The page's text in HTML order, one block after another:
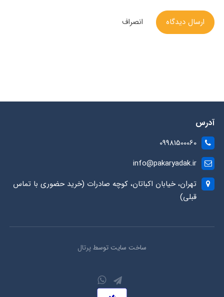
ارسال دیدگاه انصراف
آدرس
09981500060
info@pakaryadak.ir
تهران، خیابان اکباتان، کوچه صادرات (خرید حضوری با تماس
قبلی)
ساخت سایت توسطپرتال